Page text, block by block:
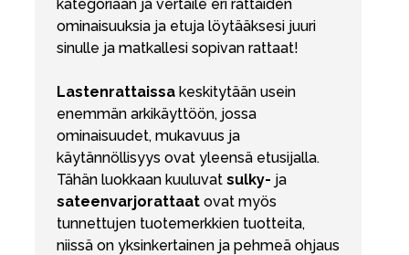
kategoriaan ja vertaile eri rattaiden
ominaisuuksia ja etuja löytääksesi juuri
sinulle ja matkallesi sopivan rattaat!
Lastenrattaissa keskitytään usein
enemmän arkikäyttöön, jossa
ominaisuudet, mukavuus ja
käytännöllisyys ovat yleensä etusijalla.
Tähän luokkaan kuuluvat sulky- ja
sateenvarjorattaat ovat myös
tunnettujen tuotemerkkien tuotteita,
niissä on yksinkertainen ja pehmeä ohjaus